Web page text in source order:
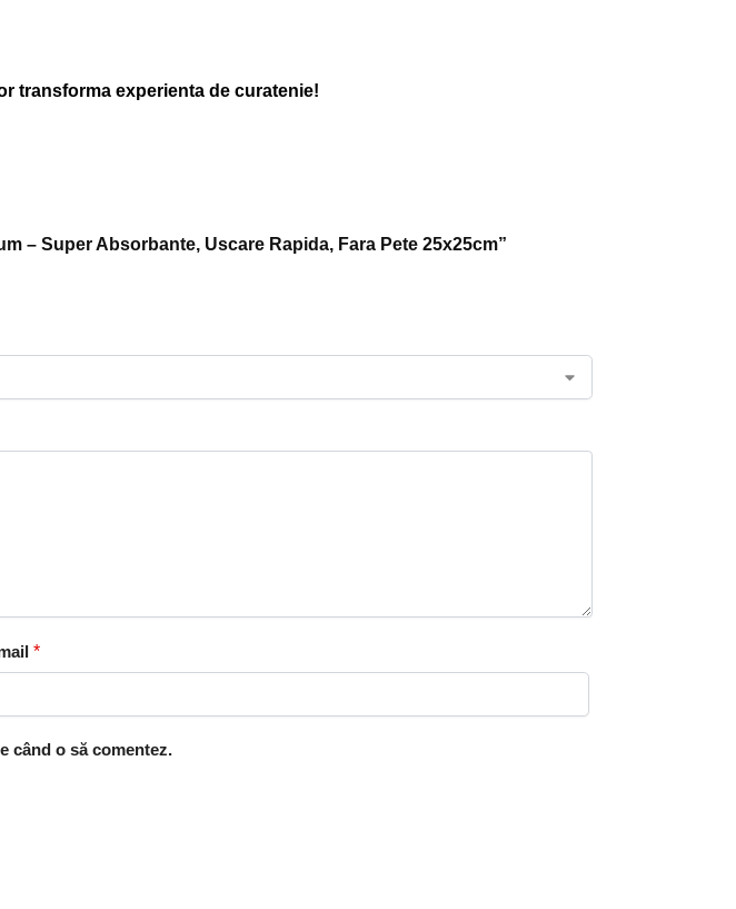
transforma experienta de curatenie!
– Super Absorbante, Uscare Rapida, Fara Pete 25x25cm”
*
când o să comentez.